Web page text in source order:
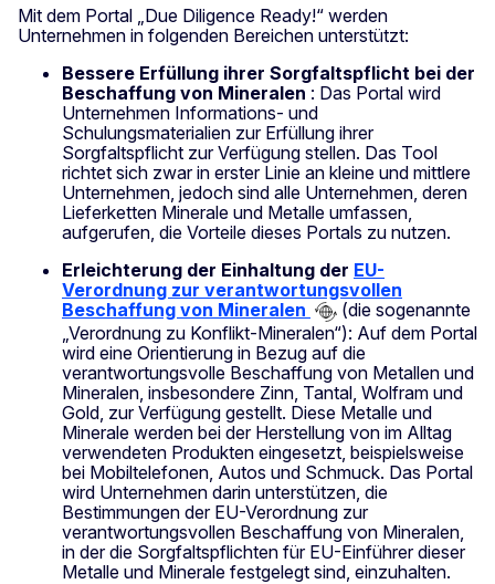
Mit dem Portal „Due Diligence Ready!“ werden
Unternehmen in folgenden Bereichen unterstützt:
Bessere Erfüllung ihrer Sorgfaltspflicht bei der
Beschaffung von Mineralen : Das Portal wird
Unternehmen Informations- und
Schulungsmaterialien zur Erfüllung ihrer
Sorgfaltspflicht zur Verfügung stellen. Das Tool
richtet sich zwar in erster Linie an kleine und mittlere
Unternehmen, jedoch sind alle Unternehmen, deren
Lieferketten Minerale und Metalle umfassen,
aufgerufen, die Vorteile dieses Portals zu nutzen.
Erleichterung der Einhaltung der EU-
Verordnung zur verantwortungsvollen
Beschaffung von Mineralen
(die sogenannte
„Verordnung zu Konflikt-Mineralen“): Auf dem Portal
wird eine Orientierung in Bezug auf die
verantwortungsvolle Beschaffung von Metallen und
Mineralen, insbesondere Zinn, Tantal, Wolfram und
Gold, zur Verfügung gestellt. Diese Metalle und
Minerale werden bei der Herstellung von im Alltag
verwendeten Produkten eingesetzt, beispielsweise
bei Mobiltelefonen, Autos und Schmuck. Das Portal
wird Unternehmen darin unterstützen, die
Bestimmungen der EU-Verordnung zur
verantwortungsvollen Beschaffung von Mineralen,
in der die Sorgfaltspflichten für EU-Einführer dieser
Metalle und Minerale festgelegt sind, einzuhalten.